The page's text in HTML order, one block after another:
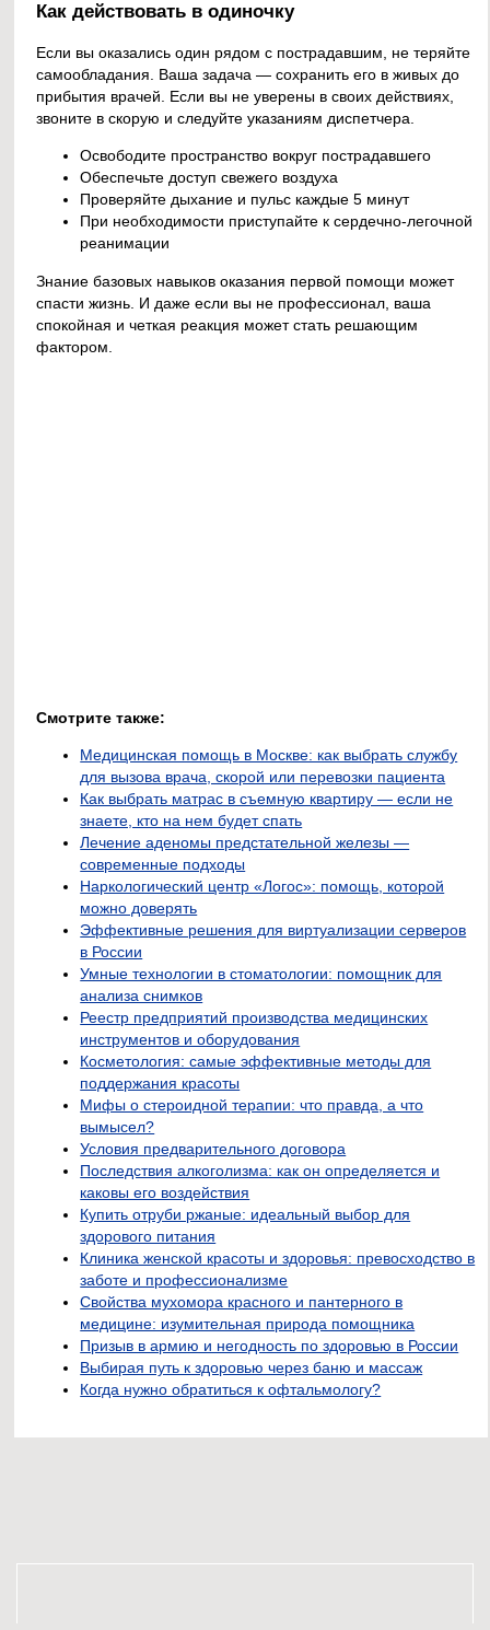
Как действовать в одиночку
Если вы оказались один рядом с пострадавшим, не теряйте
самообладания. Ваша задача — сохранить его в живых до
прибытия врачей. Если вы не уверены в своих действиях,
звоните в скорую и следуйте указаниям диспетчера.
Освободите пространство вокруг пострадавшего
Обеспечьте доступ свежего воздуха
Проверяйте дыхание и пульс каждые 5 минут
При необходимости приступайте к сердечно-легочной
реанимации
Знание базовых навыков оказания первой помощи может
спасти жизнь. И даже если вы не профессионал, ваша
спокойная и четкая реакция может стать решающим
фактором.
Смотрите также:
Медицинская помощь в Москве: как выбрать службу
для вызова врача, скорой или перевозки пациента
Как выбрать матрас в съемную квартиру — если не
знаете, кто на нем будет спать
Лечение аденомы предстательной железы —
современные подходы
Наркологический центр «Логос»: помощь, которой
можно доверять
Эффективные решения для виртуализации серверов
в России
Умные технологии в стоматологии: помощник для
анализа снимков
Реестр предприятий производства медицинских
инструментов и оборудования
Косметология: самые эффективные методы для
поддержания красоты
Мифы о стероидной терапии: что правда, а что
вымысел?
Условия предварительного договора
Последствия алкоголизма: как он определяется и
каковы его воздействия
Купить отруби ржаные: идеальный выбор для
здорового питания
Клиника женской красоты и здоровья: превосходство в
заботе и профессионализме
Свойства мухомора красного и пантерного в
медицине: изумительная природа помощника
Призыв в армию и негодность по здоровью в России
Выбирая путь к здоровью через баню и массаж
Когда нужно обратиться к офтальмологу?